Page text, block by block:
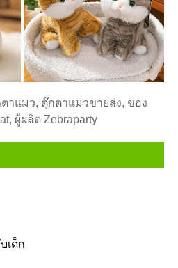
าแมว, ตุ๊กตาแมวขายส่ง, ของ
ผู้ผลิต Zebraparty
เด็ก